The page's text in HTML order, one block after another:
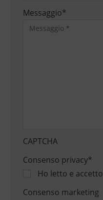
Messaggio*
CAPTCHA
Consenso privacy*
Ho letto e accetto
Consenso marketing